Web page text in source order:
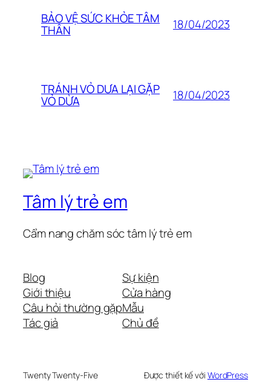
BẢO VỆ SỨC KHỎE TÂM
THÂN 18/04/2023
TRÁNH VỎ DƯA LẠI GẶP
VỎ DỪA 18/04/2023
Tâm lý trẻ em
Cẩm nang chăm sóc tâm lý trẻ em
Blog
Giới thiệu
Câu hỏi thường gặp
Tác giả
Sự kiện
Cửa hàng
Mẫu
Chủ đề
Twenty Twenty-Five Được thiết kế với WordPress